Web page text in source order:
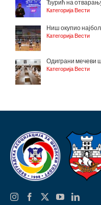
Ђурић на
Категорија Вести
Ниш окупио
Категорија Вести
Одиграни мечеви
Категорија Вести